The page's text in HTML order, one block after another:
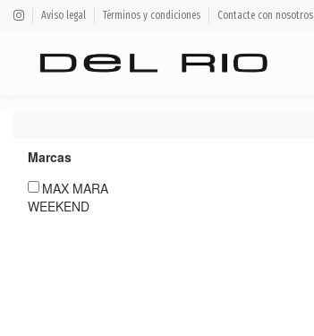
Aviso legal Términos y condiciones Contacte con nosotros
Marcas
MAX MARA
WEEKEND